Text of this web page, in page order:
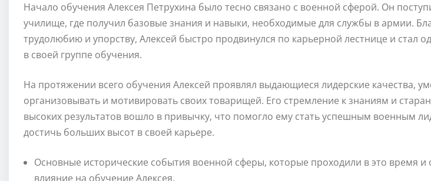
Начало обучения Алексея Петрухина было тесно связано с военной сферой. Он
училище, где получил базовые знания и навыки, необходимые для службы в армии.
трудолюбию и упорству, Алексей быстро продвинулся по карьерной лестнице и стал
в своей группе обучения.
На протяжении всего обучения Алексей проявлял выдающиеся лидерские качества,
организовывать и мотивировать своих товарищей. Его стремление к знаниям и
высоких результатов вошло в привычку, что помогло ему стать успешным военным
достичь больших высот в своей карьере.
Основные исторические события военной сферы, которые проходили в это время и
влияние на обучение Алексея.